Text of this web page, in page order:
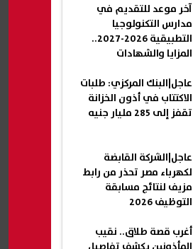
آخر موعد للتقديم في
مدارس التكنولوجيا
التطبيقية 2026-2027..
المزايا والشهادات
عاجل|البنك المركزي: طلبات
الاكتتاب في أذون الخزانة
تقفز إلى 285 مليار جنيه
عاجل|الشركة القابضة
لكهرباء مصر تحذر من رابط
مزيف لنتائج مسابقة
التوظيف 2026
أغرب قصة طلاق.. نقيب